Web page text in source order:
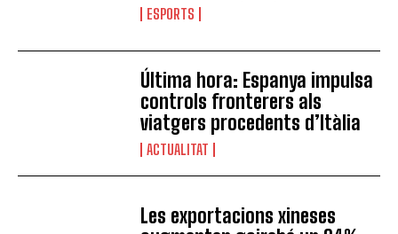
ESPORTS
Última hora: Espanya impulsa
controls fronterers als
viatgers procedents d’Itàlia
ACTUALITAT
Les exportacions xineses